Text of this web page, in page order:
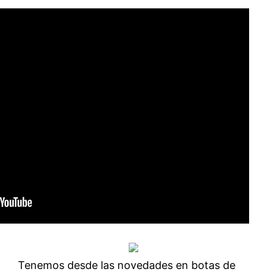
Tenemos desde las novedades en botas de